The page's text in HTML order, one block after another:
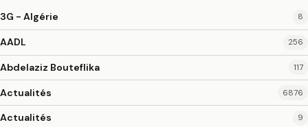
3G - Algérie 8
AADL 256
Abdelaziz Bouteflika 117
Actualités 6876
Actualités 9